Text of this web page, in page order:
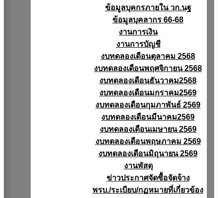
ข้อมูลบุคกรภายใน วก.นฐ
ข้อมูลบุคลากร 66-68
งานการเงิน
งานการบัญชี
งบทดลองเดือนตุลาคม 2568
งบทดลองเดือนพฤศจิกายน 2568
งบทดลองเดือนธันวาคม2568
งบทดลองเดือนมกราคม2569
งบทดลองเดือนกุมภาพันธ์ 2569
งบทดลองเดือนมีนาคม2569
งบทดลองเดือนเมษายน 2569
งบทดลองเดือนพฤษภาคม 2569
งบทดลองเดือนมิถุนายน 2569
งานพัสดุ
ข่าวประกาศจัดซื้อจัดจ้าง
พรบ./ระเบียบ/กฏหมายที่เกี่ยวข้อง